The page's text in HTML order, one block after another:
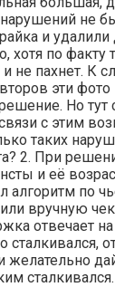
не
и
хотя по факту
не пахнет. К
эти фото
Но тут
с этим
таких
2. При
и её
алгоритм по
вручную
отвечает
желательно
сталкивался.